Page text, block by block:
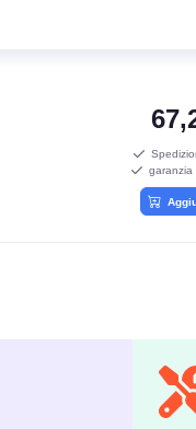
garanzia